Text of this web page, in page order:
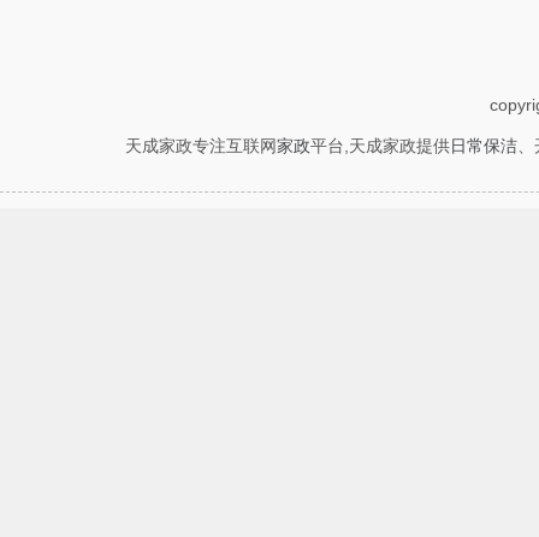
天成家政专注互联网家政平台,天成家政提供日常保洁、